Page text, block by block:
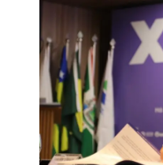
APUB...
MEC